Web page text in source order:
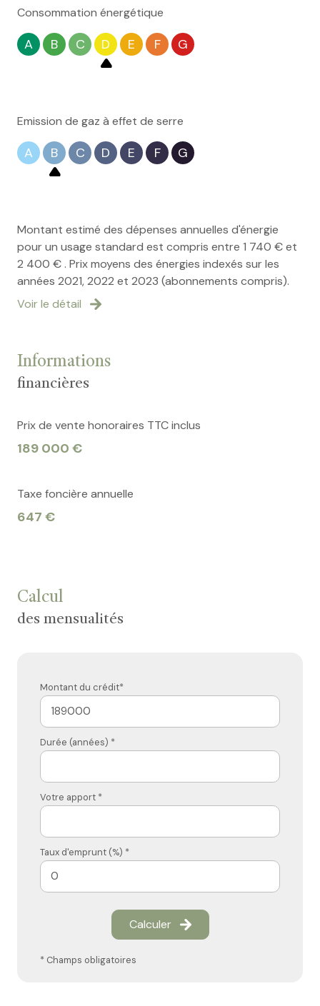
privative en font un bien idéal pour profiter pleinement
de la douceur de vivre de Siran et du Minervois.
Pour plus de renseignements ou pour organiser une
visite, contactez-nous.
Consommation énergétique
A B C D E F G
Emission de gaz à effet de serre
A B C D E F G
Montant estimé des dépenses annuelles d'énergie
pour un usage standard est compris entre 1 740 € et
2 400 € . Prix moyens des énergies indexés sur les
années 2021, 2022 et 2023 (abonnements compris).
Voir le détail
Informations
financières
Prix de vente honoraires TTC inclus
189 000 €
Taxe foncière annuelle
647 €
Calcul
des mensualités
Montant du crédit*
Durée (années) *
Votre apport *
Taux d'emprunt (%) *
Calculer
* Champs obligatoires